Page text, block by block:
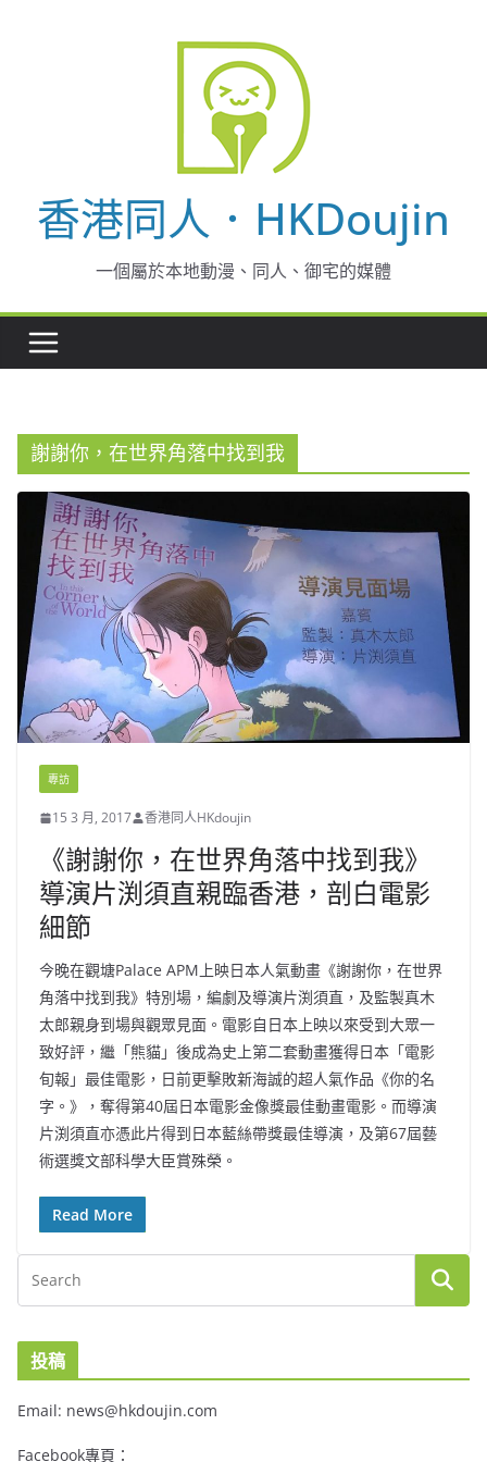
香港同人．HKDoujin
一個屬於本地動漫、同人、御宅的媒體
謝謝你，在世界角落中找到我
專訪
15 3 月, 2017 香港同人HKdoujin
《謝謝你，在世界角落中找到我》
導演片渕須直親臨香港，剖白電影
細節
今晚在觀塘Palace APM上映日本人氣動畫《謝謝你，在世界
角落中找到我》特別場，編劇及導演片渕須直，及監製真木
太郎親身到場與觀眾見面。電影自日本上映以來受到大眾一
致好評，繼「熊貓」後成為史上第二套動畫獲得日本「電影
旬報」最佳電影，日前更擊敗新海誠的超人氣作品《你的名
字。》，奪得第40屆日本電影金像獎最佳動畫電影。而導演
片渕須直亦憑此片得到日本藍絲帶獎最佳導演，及第67屆藝
術選獎文部科學大臣賞殊榮。
Read More
投稿
Email: news@hkdoujin.com
Facebook專頁：